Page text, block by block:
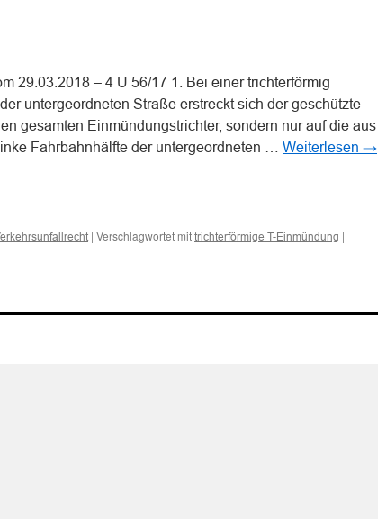
29.03.2018 – 4 U 56/17 1. Bei einer trichterförmig
untergeordneten Straße erstreckt sich der geschützte
gesamten Einmündungstrichter, sondern nur auf die aus
Fahrbahnhälfte der untergeordneten … Weiterlesen →
| Verschlagwortet mit trichterförmige T-Einmündung |